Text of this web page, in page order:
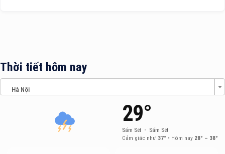
Thời tiết hôm nay
Hà Nội
29°
Sấm Sét • Sấm Sét
Cảm giác như 37° • Hôm nay 28° – 38°